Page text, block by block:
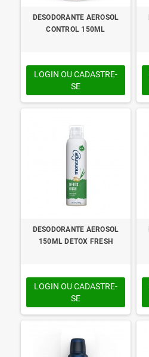
DESODORANTE AEROSOL
CONTROL 150ML
LOGIN OU CADASTRE-
SE
DESODORANTE AEROSOL
150ML DETOX FRESH
LOGIN OU CADASTRE-
SE